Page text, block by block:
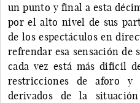
un punto y final a esta
por el alto nivel de sus
de los espectáculos en
refrendar esa sensación de
cada vez está más difícil
restricciones de aforo y
derivados de la